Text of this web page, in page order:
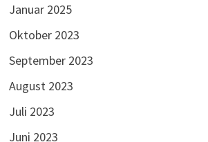
Januar 2025
Oktober 2023
September 2023
August 2023
Juli 2023
Juni 2023